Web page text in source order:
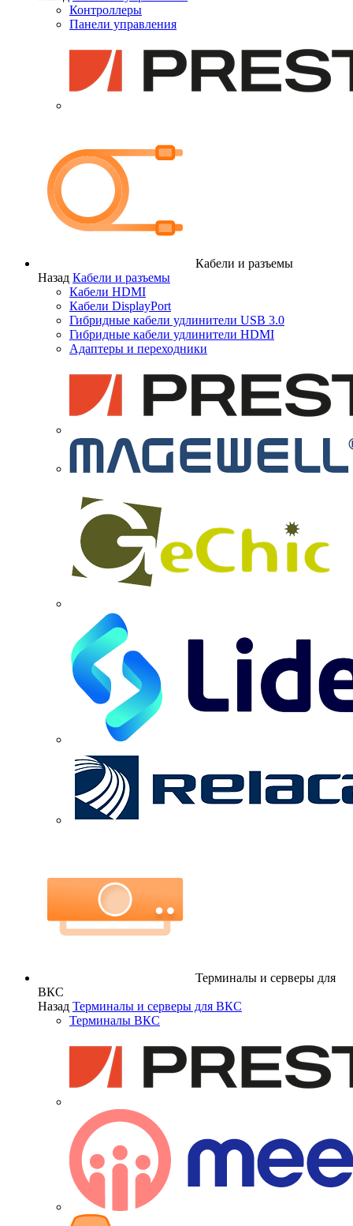
Контроллеры
Панели управления
Кабели и разъемы
Назад Кабели и разъемы
Кабели HDMI
Кабели DisplayPort
Гибридные кабели удлинители USB 3.0
Гибридные кабели удлинители HDMI
Адаптеры и переходники
Терминалы и серверы для
ВКС
Назад Терминалы и серверы для ВКС
Терминалы ВКС